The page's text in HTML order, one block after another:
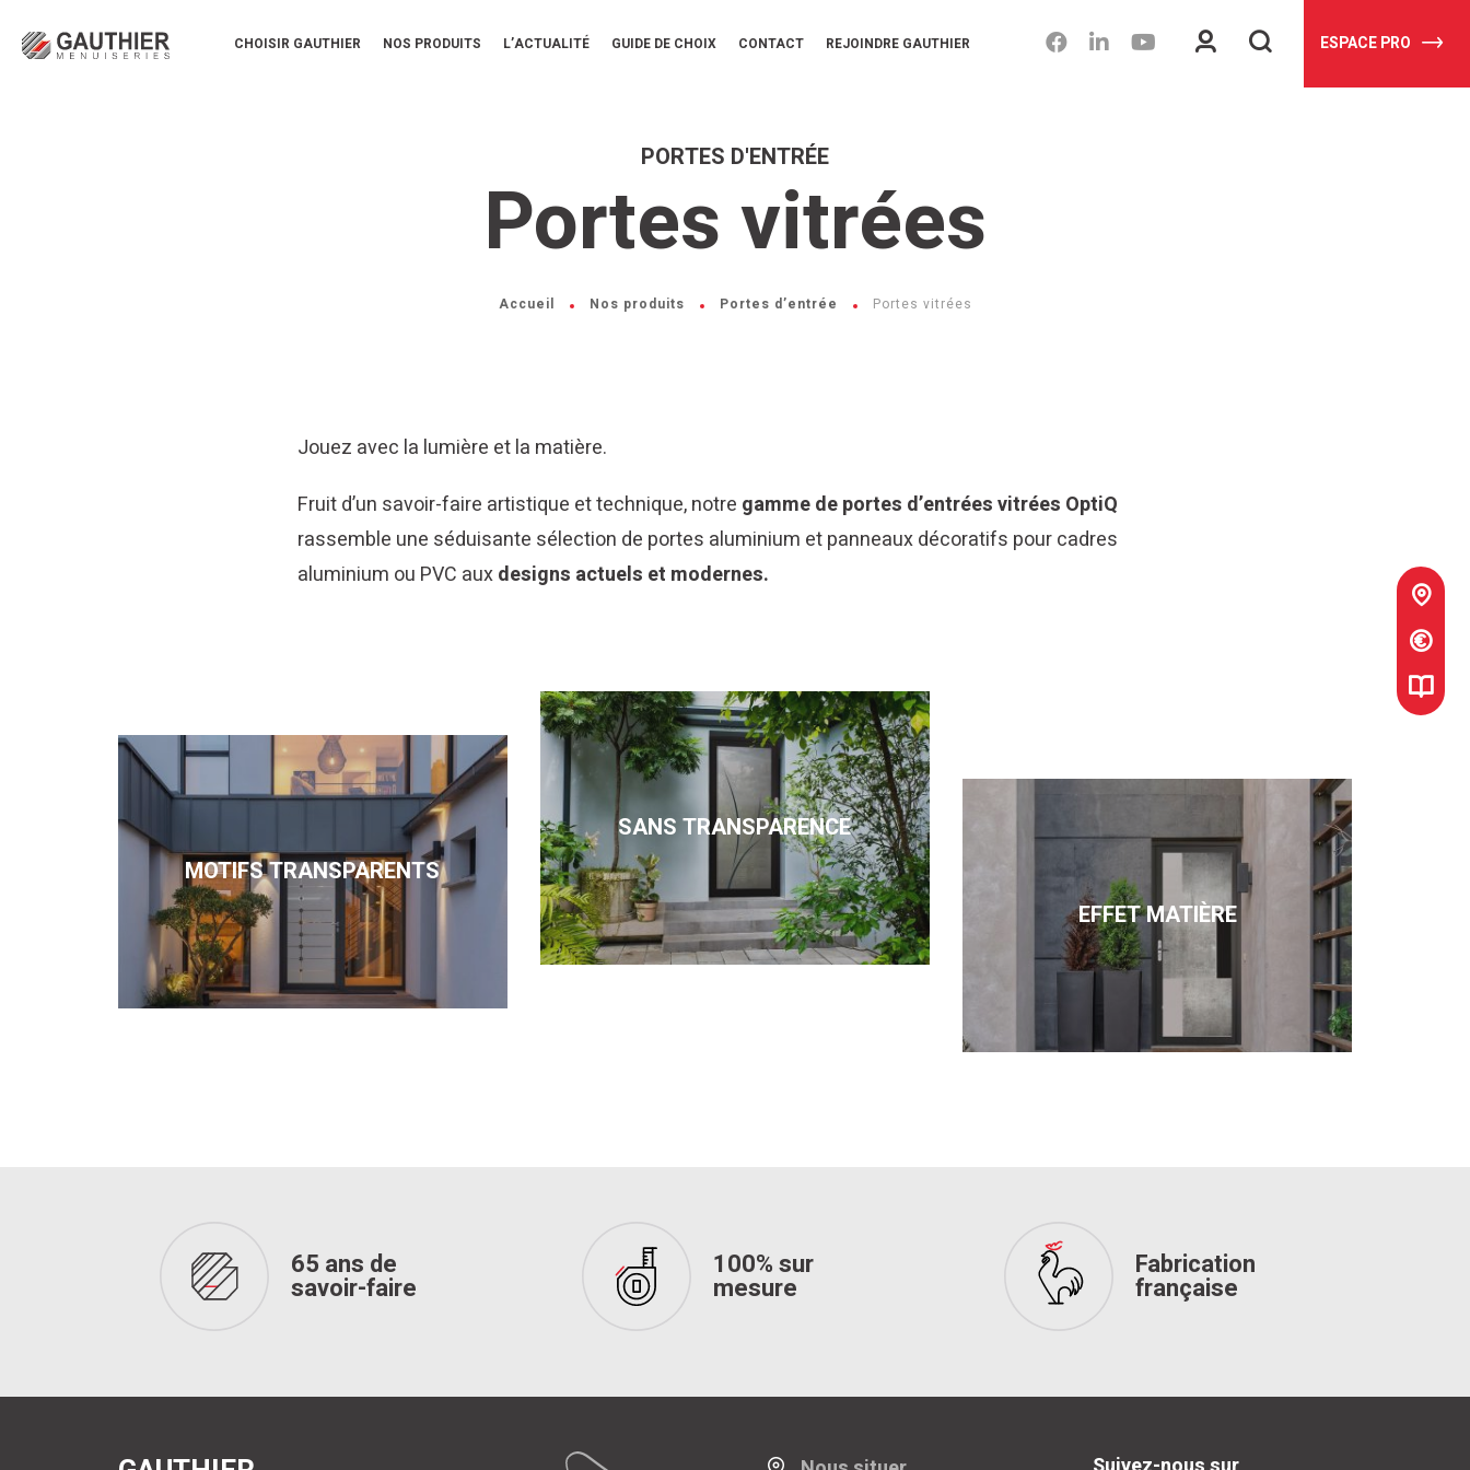
CHOISIR GAUTHIER NOS PRODUITS L’ACTUALITÉ GUIDE DE CHOIX CONTACT REJOINDRE GAUTHIER
Espace
ESPACE PRO
PORTES D'ENTRÉE
Portes vitrées
Accueil Nos produits Portes d’entrée Portes vitrées
Jouez avec la lumière et la matière.
Fruit d’un savoir-faire artistique et technique, notre gamme de portes d’entrées vitrées OptiQ
rassemble une séduisante sélection de portes aluminium et panneaux décoratifs pour cadres
aluminium ou PVC auxdesigns actuels et modernes.
MOTIFS TRANSPARENTS
SANS TRANSPARENCE
EFFET MATIÈRE
65 ans de
savoir-faire
100% sur
mesure
Fabrication
française